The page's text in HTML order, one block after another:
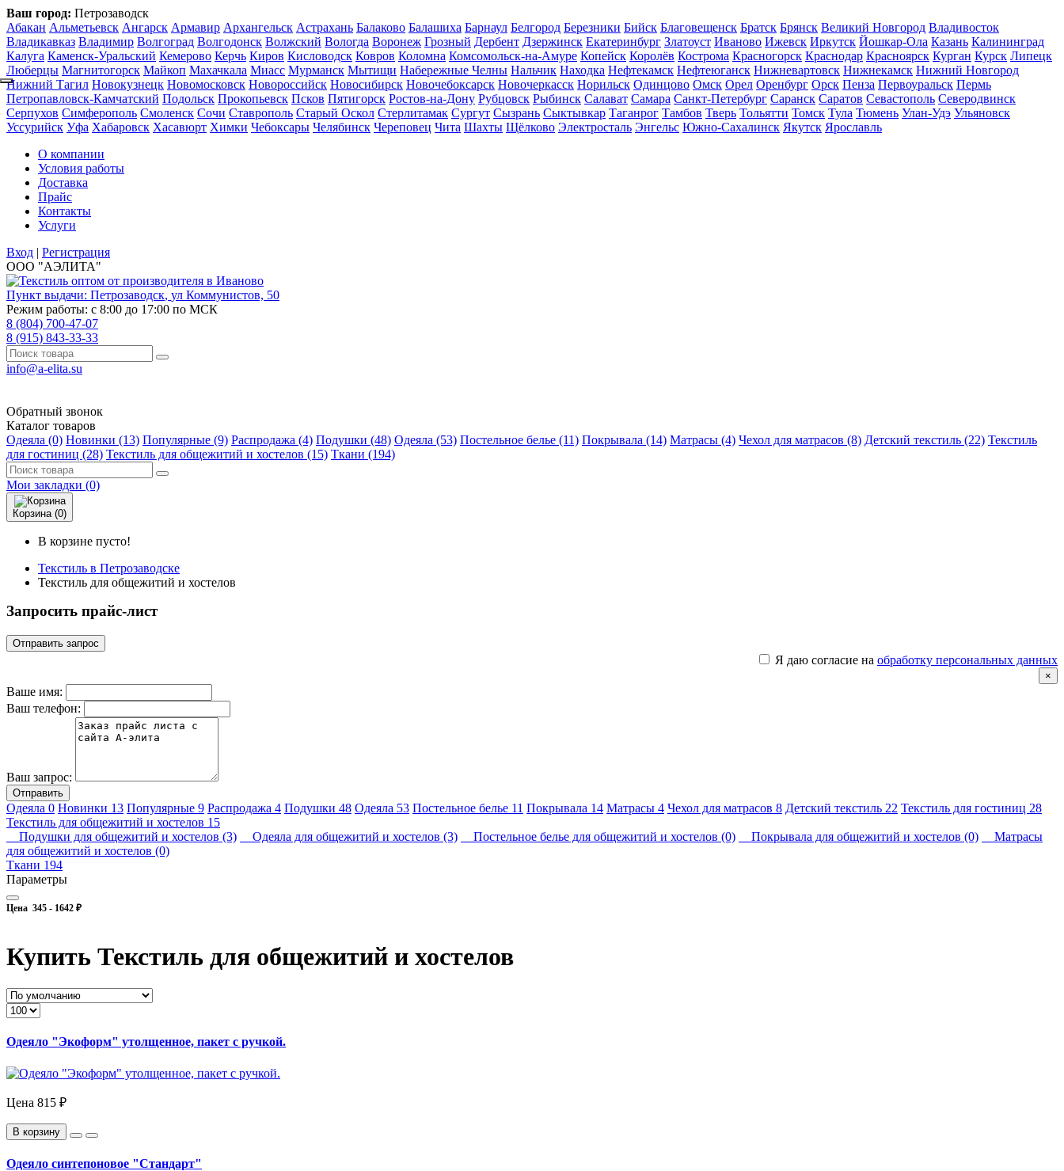
Ваш город: Петрозаводск
Абакан Альметьевск Ангарск Армавир Архангельск Астрахань Балаково Балашиха Барнаул Белгород Березники Бийск Благовещенск Братск Брянск Великий Новгород Владивосток
Владикавказ Владимир Волгоград Волгодонск Волжский Вологда Воронеж Грозный Дербент Дзержинск Екатеринбург Златоуст Иваново Ижевск Иркутск Йошкар-Ола Казань Калининград
Калуга Каменск-Уральский Кемерово Керчь Киров Кисловодск Ковров Коломна Комсомольск-на-Амуре Копейск Королёв Кострома Красногорск Краснодар Красноярск Курган Курск Липецк
Люберцы Магнитогорск Майкоп Махачкала Миасс Мурманск Мытищи Набережные Челны Нальчик Находка Нефтекамск Нефтеюганск Нижневартовск Нижнекамск Нижний Новгород
Нижний Тагил Новокузнецк Новомосковск Новороссийск Новосибирск Новочебоксарск Новочеркасск Норильск Одинцово Омск Орел Оренбург Орск Пенза Первоуральск Пермь
Петропавловск-Камчатский Подольск Прокопьевск Псков Пятигорск Ростов-на-Дону Рубцовск Рыбинск Салават Самара Санкт-Петербург Саранск Саратов Севастополь Северодвинск
Серпухов Симферополь Смоленск Сочи Ставрополь Старый Оскол Стерлитамак Сургут Сызрань Сыктывкар Таганрог Тамбов Тверь Тольятти Томск Тула Тюмень Улан-Удэ Ульяновск
Уссурийск Уфа Хабаровск Хасавюрт Химки Чебоксары Челябинск Череповец Чита Шахты Щёлково Электросталь Энгельс Южно-Сахалинск Якутск Ярославль
О компании
Условия работы
Доставка
Прайс
Контакты
Услуги
Вход | Регистрация
ООО "АЭЛИТА"
Пункт выдачи: Петрозаводск, ул Коммунистов, 50
Режим работы: с 8:00 до 17:00 по МСК
8 (804) 700-47-07
8 (915) 843-33-33
info@a-elita.su
Обратный звонок
Каталог товаров
Одеяла (0) Новинки (13) Популярные (9) Распродажа (4) Подушки (48) Одеяла (53) Постельное белье (11) Покрывала (14) Матрасы (4) Чехол для матрасов (8) Детский текстиль (22) Текстиль
для гостиниц (28) Текстиль для общежитий и хостелов (15) Ткани (194)
Мои закладки (0)
Корзина (0)
В корзине пусто!
Текстиль в Петрозаводске
Текстиль для общежитий и хостелов
Запросить прайс-лист
Отправить запрос
Я даю согласие на обработку персональных данных
×
Ваше имя:
Ваш телефон:
Ваш запрос:
Отправить
Одеяла 0 Новинки 13 Популярные 9 Распродажа 4 Подушки 48 Одеяла 53 Постельное белье 11 Покрывала 14 Матрасы 4 Чехол для матрасов 8 Детский текстиль 22 Текстиль для гостиниц 28
Текстиль для общежитий и хостелов 15
Подушки для общежитий и хостелов (3)
Одеяла для общежитий и хостелов (3) Постельное белье для общежитий и хостелов (0) Покрывала для общежитий и хостелов (0)
Матрасы
для общежитий и хостелов (0)
Ткани 194
Параметры
Цена 345 - 1642 ₽
Купить Текстиль для общежитий и хостелов
Одеяло "Экоформ" утолщенное, пакет с ручкой.
Цена 815 ₽
В корзину
Одеяло синтепоновое "Стандарт"